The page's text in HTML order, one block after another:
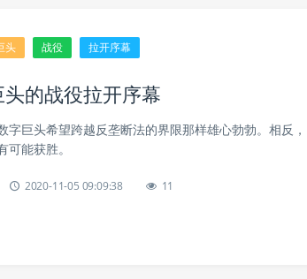
头 战役 拉开序幕
的战役拉开序幕
字巨头希望跨越反垄断法的界限那样雄心勃勃。相反，
能获胜。
2020-11-05 09:09:38 11